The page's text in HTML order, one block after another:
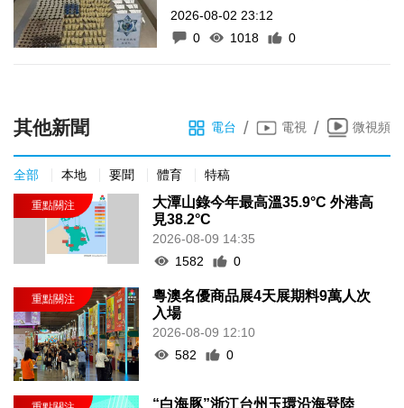
2026-08-02 23:12
0
1018 0
其他新聞 電台 / 電視 / 微視頻
全部 本地 要聞 體育 特稿
大潭山錄今年最高溫35.9°C 外港高
見38.2°C
2026-08-09 14:35
1582
0
粵澳名優商品展4天展期料9萬人次
入場
2026-08-09 12:10
582
0
“白海豚”浙江台州玉環沿海登陸